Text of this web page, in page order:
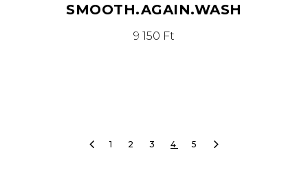
SMOOTH.AGAIN.WASH
9 150 Ft
1 2 3 4 5